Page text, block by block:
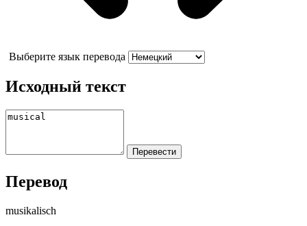
Выберите язык перевода
Исходный текст
Перевод
musikalisch